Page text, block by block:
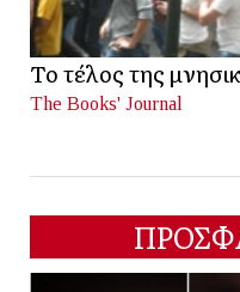
Το τέλος της
The Books' Journal